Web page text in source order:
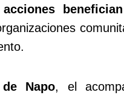
Napo, el